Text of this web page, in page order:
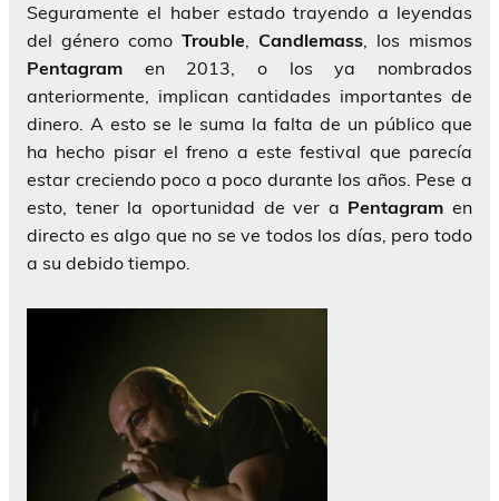
Seguramente el haber estado trayendo a leyendas
del género como Trouble, Candlemass, los mismos
Pentagram en 2013, o los ya nombrados
anteriormente, implican cantidades importantes de
dinero. A esto se le suma la falta de un público que
ha hecho pisar el freno a este festival que parecía
estar creciendo poco a poco durante los años. Pese a
esto, tener la oportunidad de ver a Pentagram en
directo es algo que no se ve todos los días, pero todo
a su debido tiempo.